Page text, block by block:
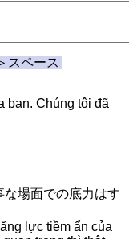
スペース
bạn. Chúng tôi đã
場面での底力はす
lực tiềm ẩn của